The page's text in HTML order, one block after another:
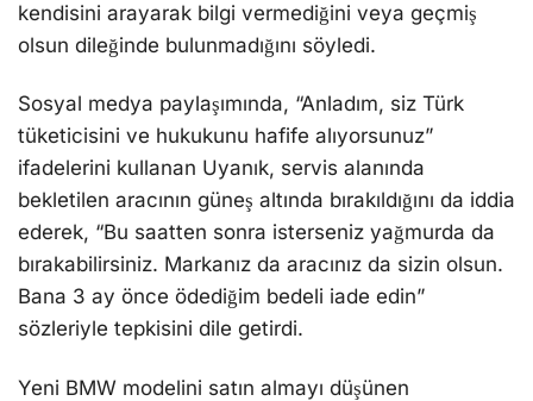
kendisini arayarak bilgi vermediğini veya geçmiş
olsun dileğinde bulunmadığını söyledi.
Sosyal medya paylaşımında, “Anladım, siz Türk
tüketicisini ve hukukunu hafife alıyorsunuz”
ifadelerini kullanan Uyanık, servis alanında
bekletilen aracının güneş altında bırakıldığını da iddia
ederek, “Bu saatten sonra isterseniz yağmurda da
bırakabilirsiniz. Markanız da aracınız da sizin olsun.
Bana 3 ay önce ödediğim bedeli iade edin”
sözleriyle tepkisini dile getirdi.
Yeni BMW modelini satın almayı düşünen